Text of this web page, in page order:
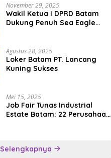
November 29, 2025
Wakil Ketua I DPRD Batam
Dukung Penuh Sea Eagle
Agustus 28, 2025
Loker Batam PT. Lancang
Kuning Sukses
Mei 15, 2025
Job Fair Tunas Industrial
Estate Batam: 22 Perusahaan
Selengkapnya